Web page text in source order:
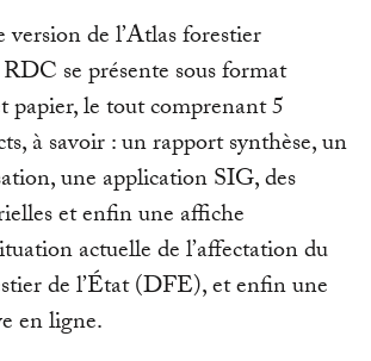
de l’Atlas forestier
se présente sous format
papier, le tout comprenant 5
à savoir : un rapport synthèse, un
une application SIG, des
et enfin une affiche
actuelle de l’affectation du
de l’État (DFE), et enfin une
en ligne.